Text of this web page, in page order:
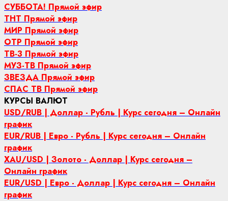
СУББОТА! Прямой эфир
ТНТ Прямой эфир
МИР Прямой эфир
ОТР Прямой эфир
ТВ-3 Прямой эфир
МУЗ-ТВ Прямой эфир
ЗВЕЗДА Прямой эфир
СПАС ТВ Прямой эфир
КУРСЫ ВАЛЮТ
USD/RUB | Доллар - Рубль | Курс сегодня – Онлайн
график
EUR/RUB | Евро - Рубль | Курс сегодня – Онлайн
график
XAU/USD | Золото - Доллар | Курс сегодня –
Онлайн график
EUR/USD | Евро - Доллар | Курс сегодня – Онлайн
график